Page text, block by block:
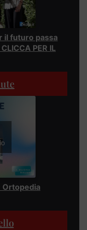
il futuro passa
PER IL
Ortopedia